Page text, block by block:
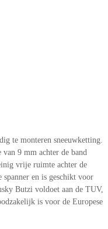
te monteren sneeuwketting.
9 mm achter de band
vrije ruimte achter de
spanner en is geschikt voor
Butzi voldoet aan de TUV,
is voor de Europese